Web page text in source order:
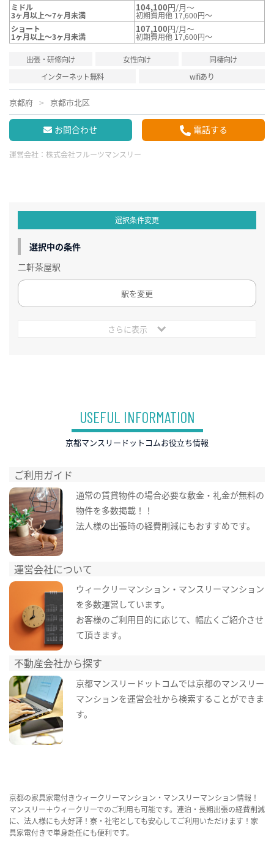
ミドル
3ヶ月以上～7ヶ月未満
104,100円/月～
初期費用他 17,600円～
ショート
1ヶ月以上～3ヶ月未満
107,100円/月～
初期費用他 17,600円～
出張・研修向け 女性向け
同棲向け
インターネット無料
wifiあり
京都府 京都市北区
お問合わせ 電話する
運営会社： 株式会社フルーツマンスリー
選択条件変更
選択中の条件
二軒茶屋駅
駅を変更
さらに表示
USEFUL INFORMATION
京都マンスリードットコムお役立ち情報
ご利用ガイド
通常の賃貸物件の場合必要な敷金・礼金が無料の
物件を多数掲載！！
法人様の出張時の経費削減にもおすすめです。
運営会社について
ウィークリーマンション・マンスリーマンション
を多数運営しています。
お客様のご利用目的に応じて、幅広くご紹介させ
て頂きます。
不動産会社から探す
京都マンスリードットコムでは京都のマンスリー
マンションを運営会社から検索することができま
す。
京都の家具家電付きウィークリーマンション・マンスリーマンション情報！
マンスリー＋ウィークリーでのご利用も可能です。連泊・長期出張の経費削減
に、法人様にも大好評！寮・社宅としても安心してご利用いただけます！家
具家電付きで単身赴任にも便利です。